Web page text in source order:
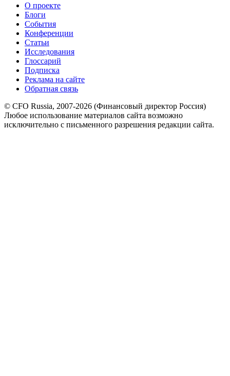
О проекте
Блоги
События
Конференции
Статьи
Исследования
Глоссарий
Подписка
Реклама на сайте
Обратная связь
© CFO Russia, 2007-2026 (Финансовый директор Россия)
Любое использование материалов сайта возможно
исключительно с письменного разрешения редакции сайта.